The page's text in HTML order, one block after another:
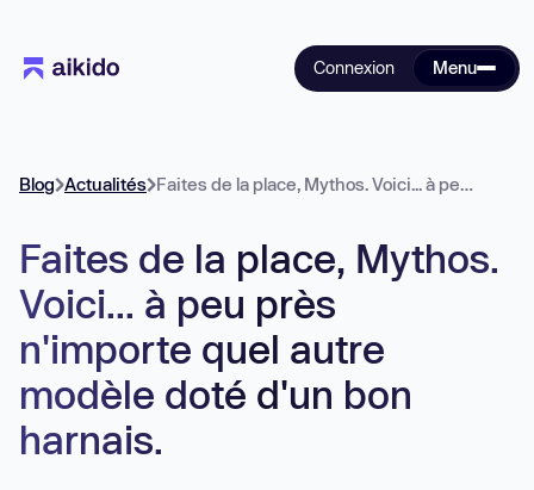
Connexion Menu
Blog Actualités Faites de la place, Mythos. Voici... à peu près n'importe quel autre modèle doté d'un bon harnais.
Faites de la place, Mythos.
Voici... à peu près
n'importe quel autre
modèle doté d'un bon
harnais.